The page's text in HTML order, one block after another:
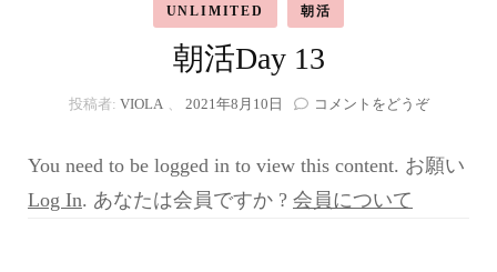
UNLIMITED 朝活
朝活Day 13
投稿者: VIOLA 、 2021年8月10日 コメントをどうぞ(朝
13)
You need to be logged in to view this content. お願い
Log In. あなたは会員ですか ? 会員について